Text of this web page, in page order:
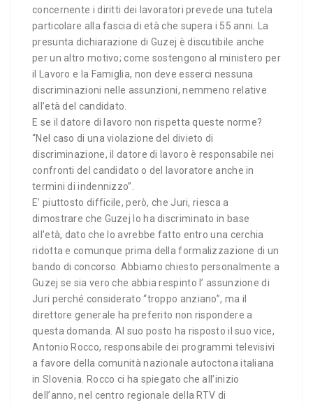
concernente i diritti dei lavoratori prevede una tutela
particolare alla fascia di età che supera i 55 anni. La
presunta dichiarazione di Guzej è discutibile anche
per un altro motivo; come sostengono al ministero per
il Lavoro e la Famiglia, non deve esserci nessuna
discriminazioni nelle assunzioni, nemmeno relative
all’età del candidato.
E se il datore di lavoro non rispetta queste norme?
“Nel caso di una violazione del divieto di
discriminazione, il datore di lavoro è responsabile nei
confronti del candidato o del lavoratore anche in
termini di indennizzo”.
E’ piuttosto difficile, però, che Juri, riesca a
dimostrare che Guzej lo ha discriminato in base
all’età, dato che lo avrebbe fatto entro una cerchia
ridotta e comunque prima della formalizzazione di un
bando di concorso. Abbiamo chiesto personalmente a
Guzej se sia vero che abbia respinto l’ assunzione di
Juri perché considerato “troppo anziano”, ma il
direttore generale ha preferito non rispondere a
questa domanda. Al suo posto ha risposto il suo vice,
Antonio Rocco, responsabile dei programmi televisivi
a favore della comunità nazionale autoctona italiana
in Slovenia. Rocco ci ha spiegato che all’inizio
dell’anno, nel centro regionale della RTV di